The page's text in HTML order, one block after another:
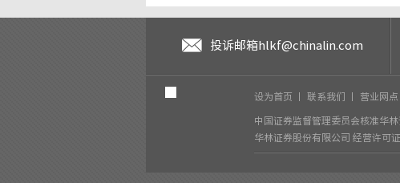
投诉邮箱 hlkf@chinalin.com
设为首页 联系我们 营业网点
中国证券监督管理委员会核准华
华林证券股份有限公司 经营许可